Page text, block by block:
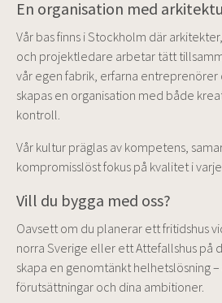
En organisation med
Vår bas finns i Stockholm där
och projektledare arbetar tätt
vår egen fabrik, erfarna
skapas en organisation med både
kontroll.
Vår kultur präglas av kompetens,
kompromisslöst fokus på kvalitet i
Vill du bygga med oss?
Oavsett om du planerar ett fritidshus
norra Sverige eller ett Attefallshus på
skapa en genomtänkt helhetslösning
förutsättningar och dina ambitioner.